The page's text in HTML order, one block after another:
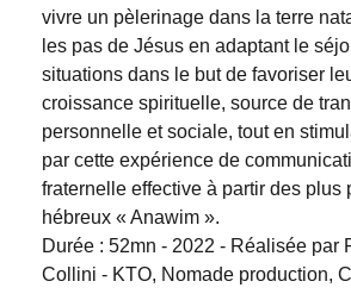
vivre un pèlerinage dans la terre
les pas de Jésus en adaptant le
situations dans le but de favoriser
croissance spirituelle, source de
personnelle et sociale, tout en
par cette expérience de
fraternelle effective à partir des plus
hébreux « Anawim ».
Durée : 52mn - 2022 - Réalisée par
Collini - KTO, Nomade production,